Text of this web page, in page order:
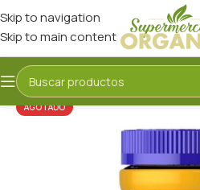
Skip to navigation
Skip to main content
AGOTADO